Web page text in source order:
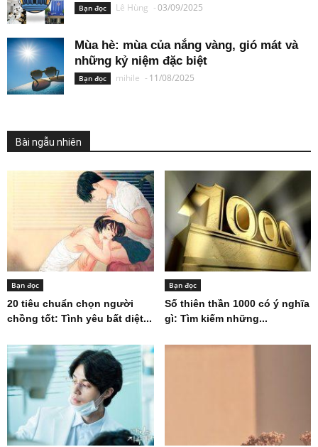
Bạn đọc Lê Hùng -03/09/2025
Mùa hè: mùa của nắng vàng, gió mát và
những kỷ niệm đặc biệt
Bạn đọc mihile - 11/08/2025
Bài ngẫu nhiên
Bạn đọc
20 tiêu chuẩn chọn người
chồng tốt: Tình yêu bất diệt...
Bạn đọc
Số thiên thần 1000 có ý nghĩa
gì: Tìm kiếm những...